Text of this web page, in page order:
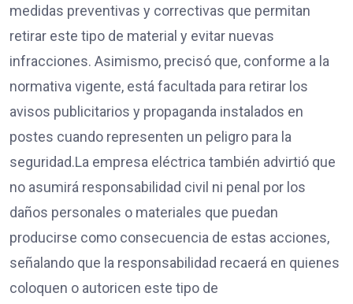
medidas preventivas y correctivas que permitan
retirar este tipo de material y evitar nuevas
infracciones. Asimismo, precisó que, conforme a la
normativa vigente, está facultada para retirar los
avisos publicitarios y propaganda instalados en
postes cuando representen un peligro para la
seguridad.La empresa eléctrica también advirtió que
no asumirá responsabilidad civil ni penal por los
daños personales o materiales que puedan
producirse como consecuencia de estas acciones,
señalando que la responsabilidad recaerá en quienes
coloquen o autoricen este tipo de